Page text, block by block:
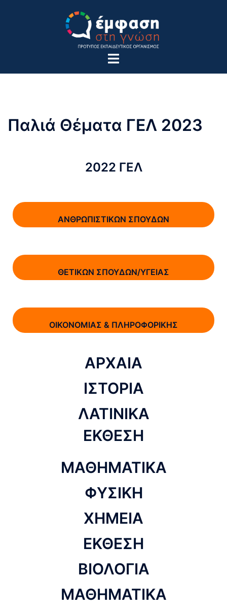
Παλιά Θέματα ΓΕΛ 2023
2022 ΓΕΛ
ΑΝΘΡΩΠΙΣΤΙΚΩΝ ΣΠΟΥΔΩΝ
ΘΕΤΙΚΩΝ ΣΠΟΥΔΩΝ/ΥΓΕΙΑΣ
ΟΙΚΟΝΟΜΙΑΣ & ΠΛΗΡΟΦΟΡΙΚΗΣ
ΑΡΧΑΙΑ
ΙΣΤΟΡΙΑ
ΛΑΤΙΝΙΚΑ
ΕΚΘΕΣΗ
ΜΑΘΗΜΑΤΙΚΑ
ΦΥΣΙΚΗ
ΧΗΜΕΙΑ
ΕΚΘΕΣΗ
ΒΙΟΛΟΓΙΑ
ΜΑΘΗΜΑΤΙΚΑ